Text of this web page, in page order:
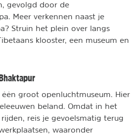
gevolgd door de
Meer verkennen naast je
Struin het plein over langs
klooster, een museum en
één groot openluchtmuseum. Hier
beland. Omdat in het
reis je gevoelsmatig terug
waaronder